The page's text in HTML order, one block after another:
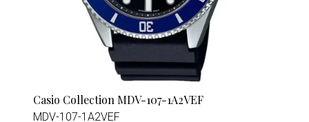
Casio Collection MDV-107-1A2VEF
MDV-107-1A2VEF